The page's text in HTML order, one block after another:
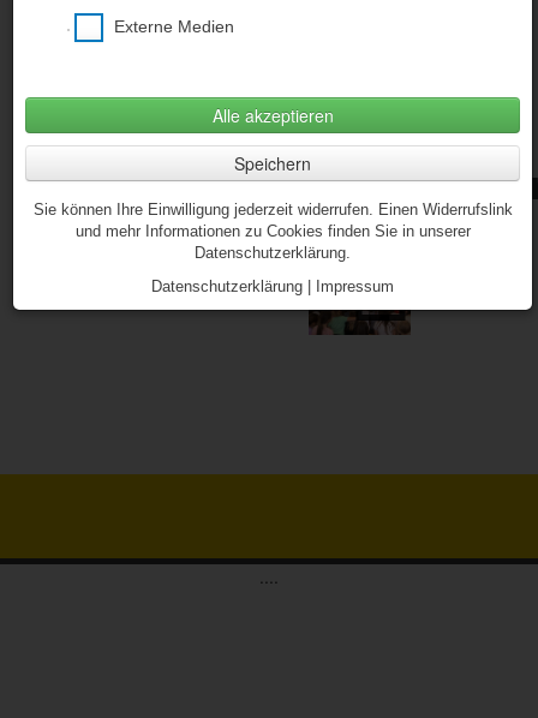
Fotogalerie»Landespolizeiorchester
....
Externe Medien
Alle akzeptieren
Speichern
Sie können Ihre Einwilligung jederzeit widerrufen. Einen Widerrufslink
und mehr Informationen zu Cookies finden Sie in unserer
Datenschutzerklärung.
Datenschutzerklärung
Impressum